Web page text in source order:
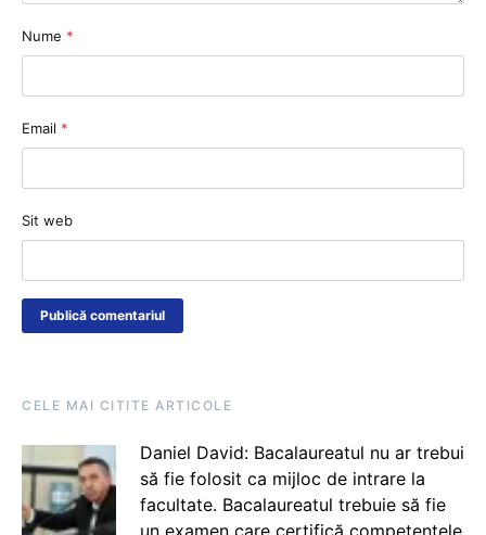
Nume *
Email *
Sit web
CELE MAI CITITE ARTICOLE
Daniel David: Bacalaureatul nu ar trebui
să fie folosit ca mijloc de intrare la
facultate. Bacalaureatul trebuie să fie
un examen care certifică competențele